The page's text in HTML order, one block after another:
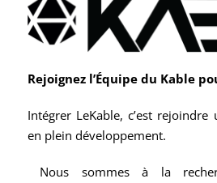
Rejoignez l’Équipe du Kable
Intégrer LeKable, c’est
en plein développement.
Nous sommes à la